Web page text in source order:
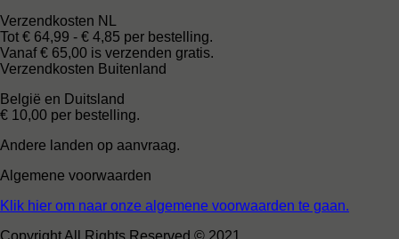
Verzendkosten NL
Tot € 64,99 - € 4,85 per bestelling.
Vanaf € 65,00 is verzenden gratis.
Verzendkosten Buitenland
België en Duitsland
€ 10,00 per bestelling.
Andere landen op aanvraag.
Algemene voorwaarden
Klik hier om naar onze algemene voorwaarden te gaan.
Copyright All Rights Reserved © 2021